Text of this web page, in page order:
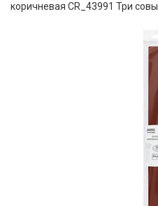
коричневая CR_43991 Три совы